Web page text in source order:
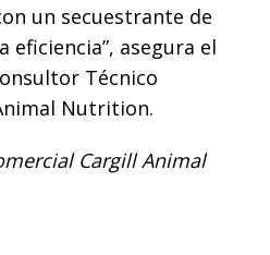
un secuestrante de
asegura el
Técnico
Nutrition.
Cargill Animal